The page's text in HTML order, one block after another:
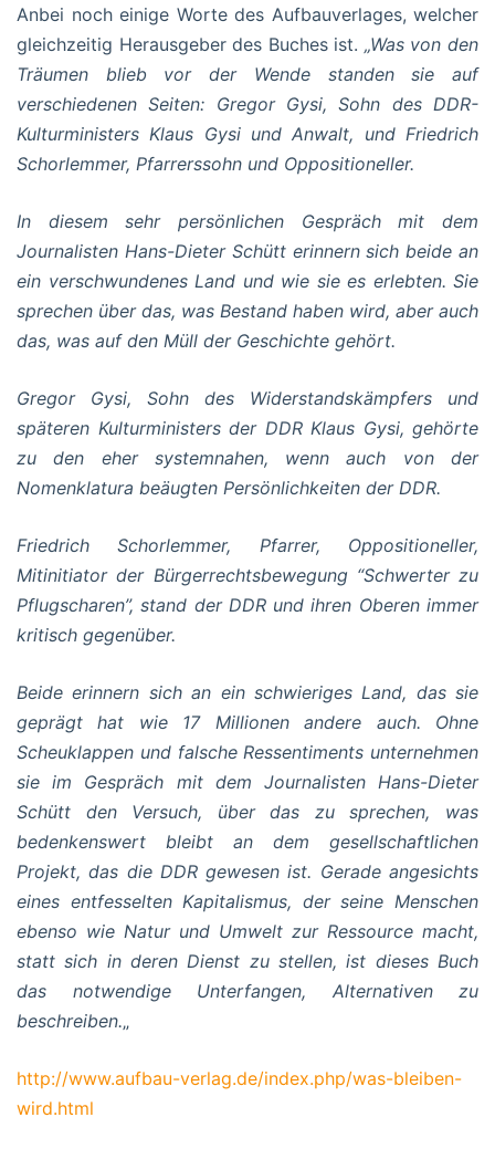
Anbei noch einige Worte des Aufbauverlages, welcher
gleichzeitig Herausgeber des Buches ist. „Was von den
Träumen blieb vor der Wende standen sie auf
verschiedenen Seiten: Gregor Gysi, Sohn des DDR-
Kulturministers Klaus Gysi und Anwalt, und Friedrich
Schorlemmer, Pfarrerssohn und Oppositioneller.
In diesem sehr persönlichen Gespräch mit dem
Journalisten Hans-Dieter Schütt erinnern sich beide an
ein verschwundenes Land und wie sie es erlebten. Sie
sprechen über das, was Bestand haben wird, aber auch
das, was auf den Müll der Geschichte gehört.
Gregor Gysi, Sohn des Widerstandskämpfers und
späteren Kulturministers der DDR Klaus Gysi, gehörte
zu den eher systemnahen, wenn auch von der
Nomenklatura beäugten Persönlichkeiten der DDR.
Friedrich Schorlemmer, Pfarrer, Oppositioneller,
Mitinitiator der Bürgerrechtsbewegung “Schwerter zu
Pflugscharen”, stand der DDR und ihren Oberen immer
kritisch gegenüber.
Beide erinnern sich an ein schwieriges Land, das sie
geprägt hat wie 17 Millionen andere auch. Ohne
Scheuklappen und falsche Ressentiments unternehmen
sie im Gespräch mit dem Journalisten Hans-Dieter
Schütt den Versuch, über das zu sprechen, was
bedenkenswert bleibt an dem gesellschaftlichen
Projekt, das die DDR gewesen ist. Gerade angesichts
eines entfesselten Kapitalismus, der seine Menschen
ebenso wie Natur und Umwelt zur Ressource macht,
statt sich in deren Dienst zu stellen, ist dieses Buch
das notwendige Unterfangen, Alternativen zu
beschreiben.„
http://www.aufbau-verlag.de/index.php/was-bleiben-
wird.html